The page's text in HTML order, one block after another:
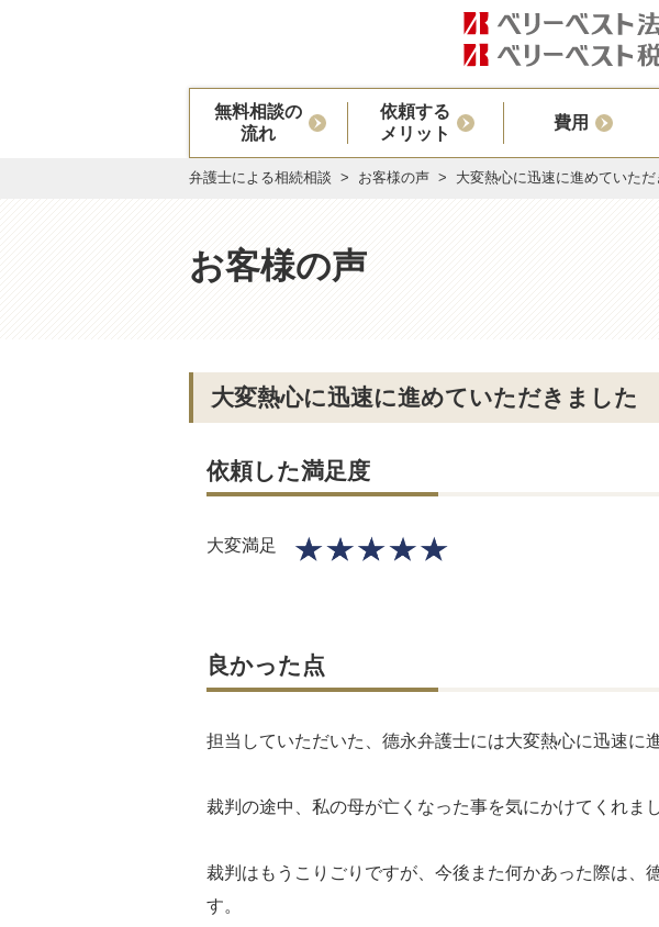
無料相談の
流れ
依頼する
メリット
費用
弁護士による相続相談 お客様の声 大変熱心に迅速に進めていただ
お客様の声
大変熱心に迅速に進めていただきました
依頼した満足度
大変満足
良かった点
担当していただいた、德永弁護士には大変熱心に迅速に
裁判の途中、私の母が亡くなった事を気にかけてくれまし
裁判はもうこりごりですが、今後また何かあった際は、
す。